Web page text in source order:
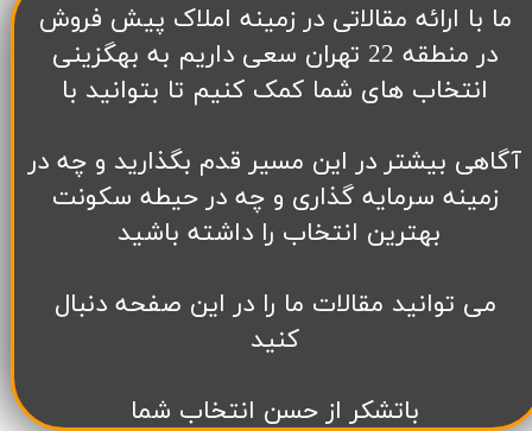
​ما با ارائه مقالاتی در زمینه املاک پیش فروش
در منطقه 22 تهران سعی داریم به بهگزینی
انتخاب های شما کمک کنیم تا بتوانید با
آگاهی بیشتر در این مسیر قدم بگذارید و چه در
زمینه سرمایه گذاری و چه در حیطه سکونت
بهترین انتخاب را داشته باشید
می توانید مقالات ما را در این صفحه دنبال
کنید
باتشکر از حسن انتخاب شما